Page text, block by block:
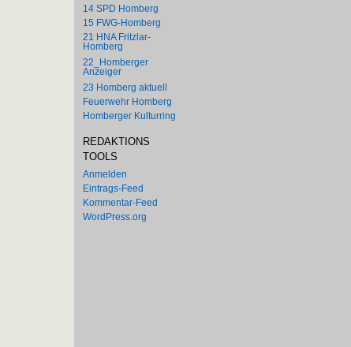
14 SPD Homberg
15 FWG-Homberg
21 HNA Fritzlar-
Homberg
22_Homberger
Anzeiger
23 Homberg aktuell
Feuerwehr Homberg
Homberger Kulturring
REDAKTIONS
TOOLS
Anmelden
Eintrags-Feed
Kommentar-Feed
WordPress.org